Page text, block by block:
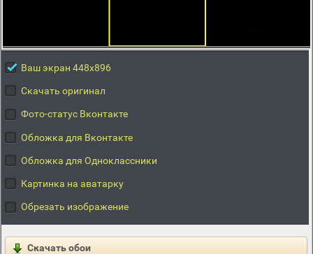
Ваш экран 448x896
Скачать оригинал
Фото-статус Вконтакте
Обложка для Вконтакте
Обложка для Одноклассники
Картинка на аватарку
Обрезать изображение
Скачать обои